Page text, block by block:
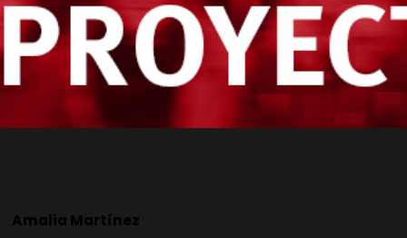
Amalia Martínez